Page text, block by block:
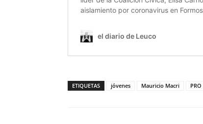
ETIQUETAS jóvenes Mauricio Macri PRO